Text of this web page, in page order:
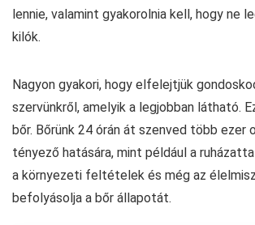
lennie, valamint gyakorolnia kell, hogy ne
kilók.
Nagyon gyakori, hogy elfelejtjük
szervünkről, amelyik a legjobban látható.
bőr. Bőrünk 24 órán át szenved több ezer
tényező hatására, mint például a
a környezeti feltételek és még az
befolyásolja a bőr állapotát.